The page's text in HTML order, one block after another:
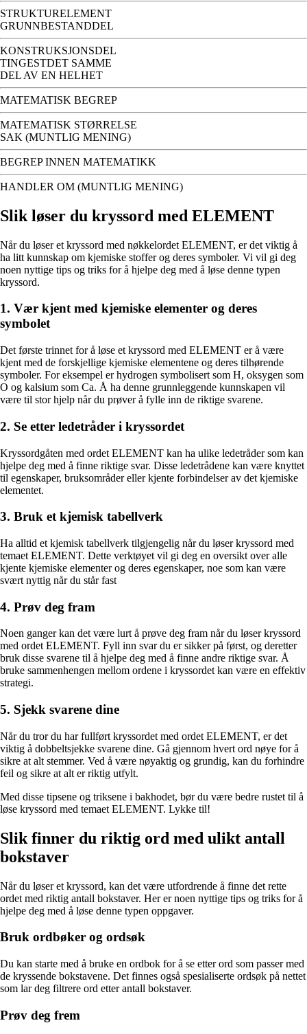
STRUKTURELEMENT
GRUNNBESTANDDEL
KONSTRUKSJONSDEL
TINGESTDET SAMME
DEL AV EN HELHET
MATEMATISK BEGREP
MATEMATISK STØRRELSE
SAK (MUNTLIG MENING)
BEGREP INNEN MATEMATIKK
HANDLER OM (MUNTLIG MENING)
Slik løser du kryssord med ELEMENT
Når du løser et kryssord med nøkkelordet ELEMENT, er det viktig å
ha litt kunnskap om kjemiske stoffer og deres symboler. Vi vil gi deg
noen nyttige tips og triks for å hjelpe deg med å løse denne typen
kryssord.
1. Vær kjent med kjemiske elementer og deres
symbolet
Det første trinnet for å løse et kryssord med ELEMENT er å være
kjent med de forskjellige kjemiske elementene og deres tilhørende
symboler. For eksempel er hydrogen symbolisert som H, oksygen som
O og kalsium som Ca. Å ha denne grunnleggende kunnskapen vil
være til stor hjelp når du prøver å fylle inn de riktige svarene.
2. Se etter ledetråder i kryssordet
Kryssordgåten med ordet ELEMENT kan ha ulike ledetråder som kan
hjelpe deg med å finne riktige svar. Disse ledetrådene kan være knyttet
til egenskaper, bruksområder eller kjente forbindelser av det kjemiske
elementet.
3. Bruk et kjemisk tabellverk
Ha alltid et kjemisk tabellverk tilgjengelig når du løser kryssord med
temaet ELEMENT. Dette verktøyet vil gi deg en oversikt over alle
kjente kjemiske elementer og deres egenskaper, noe som kan være
svært nyttig når du står fast
4. Prøv deg fram
Noen ganger kan det være lurt å prøve deg fram når du løser kryssord
med ordet ELEMENT. Fyll inn svar du er sikker på først, og deretter
bruk disse svarene til å hjelpe deg med å finne andre riktige svar. Å
bruke sammenhengen mellom ordene i kryssordet kan være en effektiv
strategi.
5. Sjekk svarene dine
Når du tror du har fullført kryssordet med ordet ELEMENT, er det
viktig å dobbeltsjekke svarene dine. Gå gjennom hvert ord nøye for å
sikre at alt stemmer. Ved å være nøyaktig og grundig, kan du forhindre
feil og sikre at alt er riktig utfylt.
Med disse tipsene og triksene i bakhodet, bør du være bedre rustet til å
løse kryssord med temaet ELEMENT. Lykke til!
Slik finner du riktig ord med ulikt antall
bokstaver
Når du løser et kryssord, kan det være utfordrende å finne det rette
ordet med riktig antall bokstaver. Her er noen nyttige tips og triks for å
hjelpe deg med å løse denne typen oppgaver.
Bruk ordbøker og ordsøk
Du kan starte med å bruke en ordbok for å se etter ord som passer med
de kryssende bokstavene. Det finnes også spesialiserte ordsøk på nettet
som lar deg filtrere ord etter antall bokstaver.
Prøv deg frem